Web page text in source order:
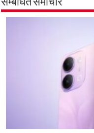
सम्बंधित समाचार